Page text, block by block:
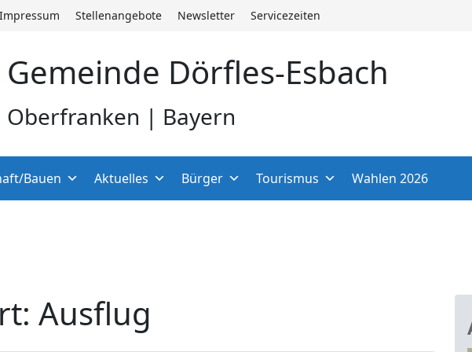
Impressum Stellenangebote Newsletter Servicezeiten
Gemeinde Dörfles-Esbach
Oberfranken | Bayern
Bauen Aktuelles Bürger Tourismus Wahlen 2026
Ausflug